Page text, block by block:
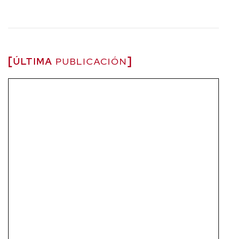
ÚLTIMA PUBLICACIÓN